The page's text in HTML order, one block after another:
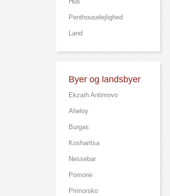
Рenthouselejlighed
Land
Byer og landsbyer
Ekzarh Antimovo
Aheloy
Burgas
Kosharitsa
Nessebar
Pomorie
Primorsko